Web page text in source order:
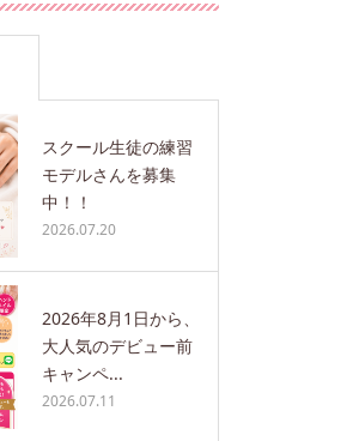
スクール生徒の練習
モデルさんを募集
中！！
2026.07.20
2026年8月1日から、
大人気のデビュー前
キャンペ...
2026.07.11